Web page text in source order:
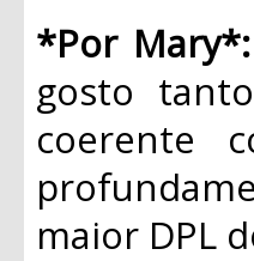
*Por Mary*:
gosto
coerente
maior DPL